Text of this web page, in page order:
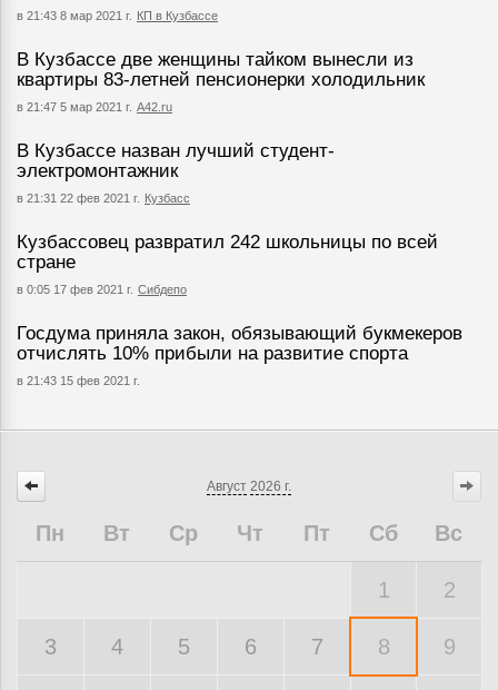
в 21:43 8 мар 2021 г. КП в Кузбассе
В Кузбассе две женщины тайком вынесли из
квартиры 83-летней пенсионерки холодильник
в 21:47 5 мар 2021 г. А42.ru
В Кузбассе назван лучший студент-
электромонтажник
в 21:31 22 фев 2021 г. Кузбасс
Кузбассовец развратил 242 школьницы по всей
стране
в 0:05 17 фев 2021 г. Сибдепо
Госдума приняла закон, обязывающий букмекеров
отчислять 10% прибыли на развитие спорта
в 21:43 15 фев 2021 г.
Август 2026 г.
Пн Вт Ср Чт Пт Сб Вс
1 2
3 4 5 6 7 8 9